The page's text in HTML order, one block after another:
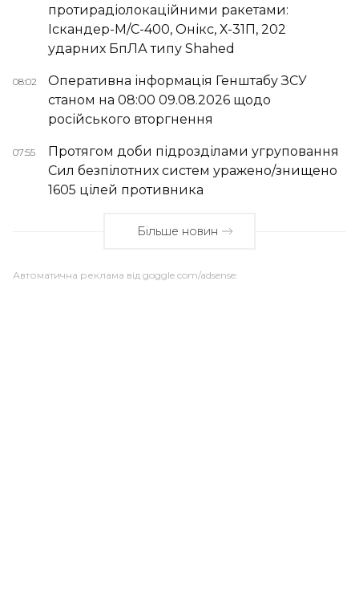
протирадіолокаційними ракетами:
Іскандер-М/С-400, Онікс, Х-31П, 202
ударних БпЛА типу Shahed
08:02
Оперативна інформація Генштабу ЗСУ
станом на 08:00 09.08.2026 щодо
російського вторгнення
07:55
Протягом доби підрозділами угруповання
Сил безпілотних систем уражено/знищено
1605 цілей противника
Більше новин
Автоматична реклама від goggle.com/adsense: